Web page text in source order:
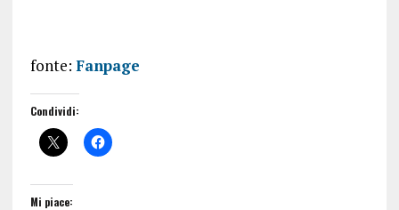
fonte: Fanpage
Condividi:
Mi piace: